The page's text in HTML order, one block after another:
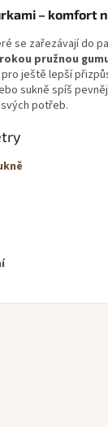
– komfort
se zařezávají do
pružnou
ještě lepší
sukně spíš
potřeb.